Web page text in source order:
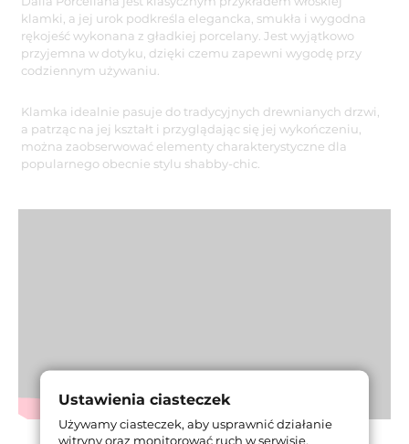
klamki, a jej urok podkreśla elegancka, smukła i wygodna
rękojeść wykonana z gładkiej porcelany. Jest wyjątkowo
przyjemna w dotyku, dzięki czemu zapewni wygodę przy
codziennym używaniu.
Klamka idealnie pasuje do tradycyjnych drewnianych drzwi,
a patrząc na jej kształt i przyglądając się jej wykończeniu,
można zaobserwować elementy charakterystyczne dla
popularnego obecnie stylu shabby-chic.
Ustawienia ciasteczek
Używamy ciasteczek, aby usprawnić działanie
witryny oraz monitorować ruch w serwisie.